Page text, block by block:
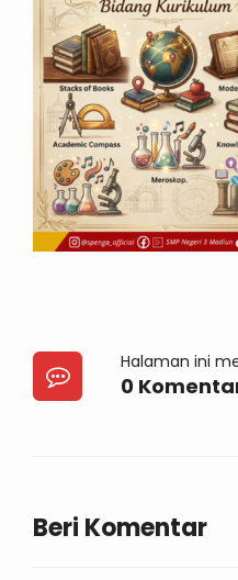
Halaman ini
0
Beri Komentar